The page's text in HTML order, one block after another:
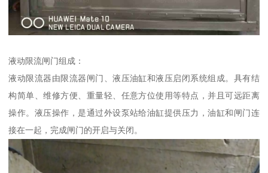
液动限流闸门组成：
液动限流器由限流器闸门、液压油缸和液压启闭系统组成。具有结
构简单、维修方便、重量轻、任意方位使用等特点，并且可远距离
操作。液压操作，是通过外设泵站给油缸提供压力，油缸和闸门连
接在一起，完成闸门的开启与关闭。